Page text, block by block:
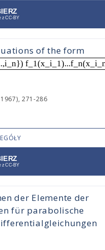
of the form
271-286
der Elemente der
für parabolische